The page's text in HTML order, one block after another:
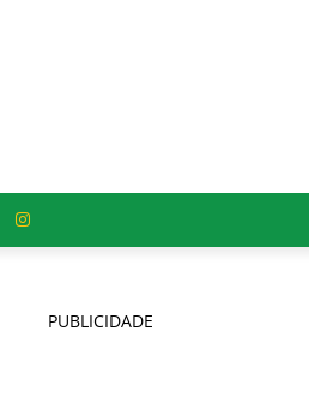
PUBLICIDADE